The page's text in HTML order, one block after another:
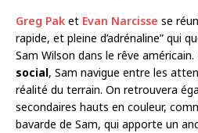
Greg Pak et Evan Narcisse se
rapide, et pleine d’adrénaline” qui
Sam Wilson dans le rêve américain.
social, Sam navigue entre les
réalité du terrain. On retrouvera
secondaires hauts en couleur,
bavarde de Sam, qui apporte un